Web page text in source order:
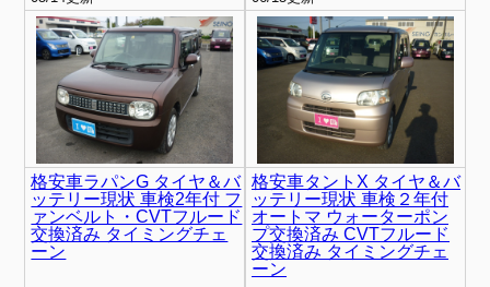
格安車ラパンG タイヤ＆バ
ッテリー現状 車検2年付 フ
ァンベルト・CVTフルード
交換済み タイミングチェ
ーン
格安車タントX タイヤ＆バ
ッテリー現状 車検２年付
オートマ ウォーターポン
プ交換済み CVTフルード
交換済み タイミングチェ
ーン